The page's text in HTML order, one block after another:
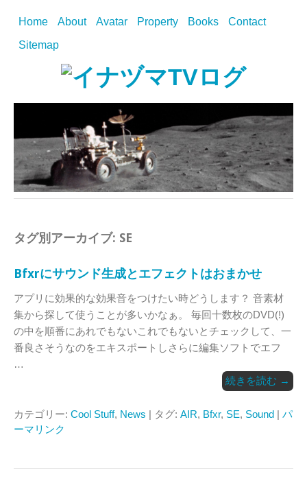
Home About Avatar Property Books
Contact
Sitemap
タグ別アーカイブ: SE
Bfxrにサウンド生成とエフェクトはおまかせ
アプリに効果的な効果音をつけたい時どうします？ 音素材
集から探して使うことが多いかなぁ。 毎回十数枚のDVD(!)
の中を順番にあれでもないこれでもないとチェックして、一
番良さそうなのをエキスポートしさらに編集ソフトでエフ
…
続きを読む →
カテゴリー: Cool Stuff, News | タグ: AIR, Bfxr, SE, Sound | パ
ーマリンク